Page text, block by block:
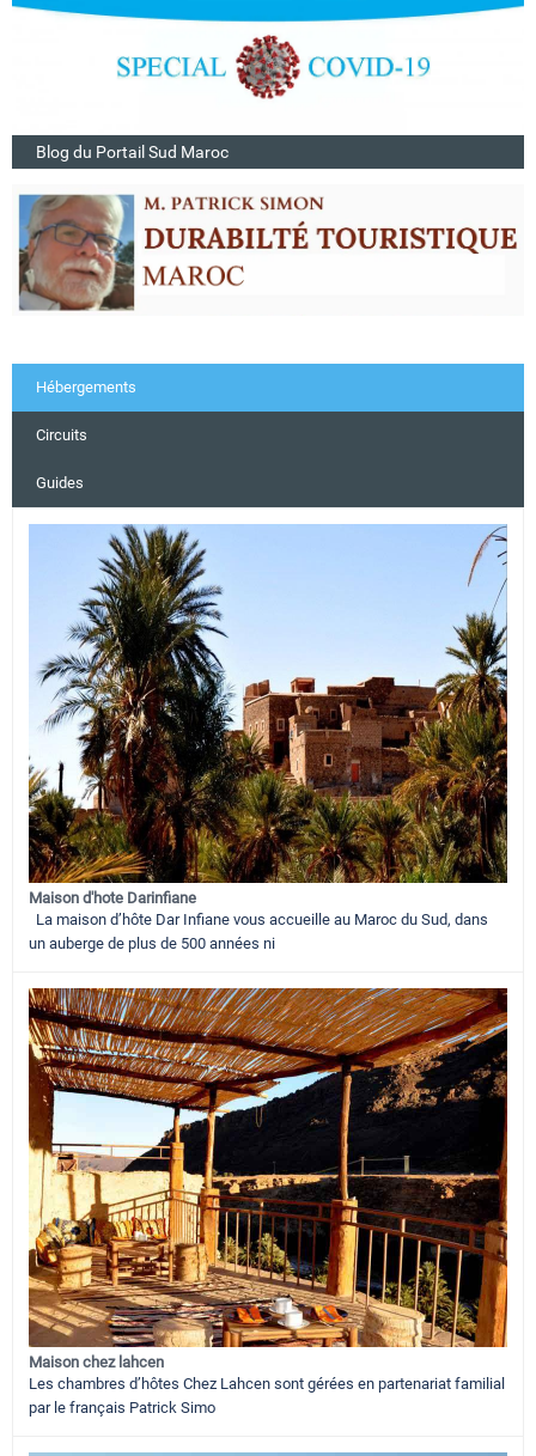
Blog du Portail Sud Maroc
Hébergements
Circuits
Guides
Maison d'hote Darinfiane
La maison d’hôte Dar Infiane vous accueille au Maroc du Sud, dans
un auberge de plus de 500 années ni
Maison chez lahcen
Les chambres d’hôtes Chez Lahcen sont gérées en partenariat familial
par le français Patrick Simo